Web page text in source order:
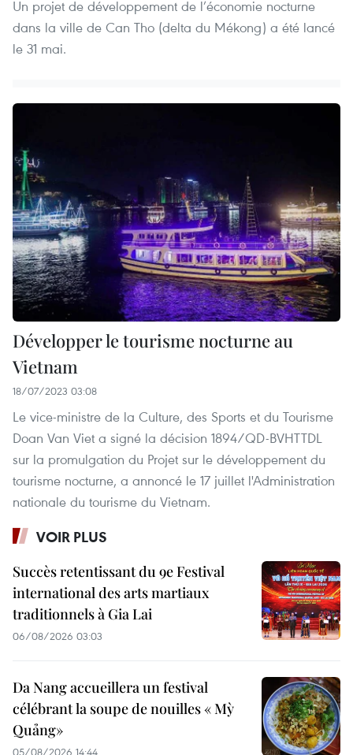
Un projet de développement de l’économie nocturne
dans la ville de Can Tho (delta du Mékong) a été lancé
le 31 mai.
Développer le tourisme nocturne au
Vietnam
18/07/2023 03:08
Le vice-ministre de la Culture, des Sports et du Tourisme
Doan Van Viet a signé la décision 1894/QD-BVHTTDL
sur la promulgation du Projet sur le développement du
tourisme nocturne, a annoncé le 17 juillet l'Administration
nationale du tourisme du Vietnam.
VOIR PLUS
Succès retentissant du 9e Festival
international des arts martiaux
traditionnels à Gia Lai
06/08/2026 03:03
Da Nang accueillera un festival
célébrant la soupe de nouilles « Mỳ
Quảng»
05/08/2026 14:44